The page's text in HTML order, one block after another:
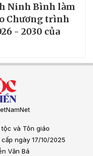
Ninh Bình làm
Chương trình
- 2030 của
và Tôn giáo
ngày 17/10/2025
Văn Bá